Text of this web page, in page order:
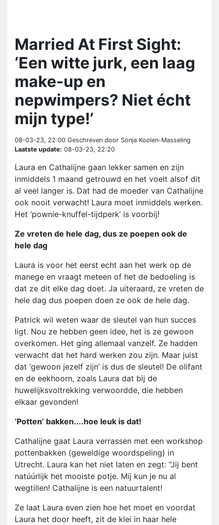
Married At First Sight:
‘Een witte jurk, een laag
make-up en
nepwimpers? Niet écht
mijn type!’
08-03-23, 22:00 Geschreven door Sonja Koolen-Masseling
Laatste update: 08-03-23, 22:20
Laura en Cathalijne gaan lekker samen en zijn
inmiddels 1 maand getrouwd en het voelt alsof dit
al veel langer is. Dat had de moeder van Cathalijne
ook nooit verwacht! Laura moet inmiddels werken.
Het ‘pownie-knuffel-tijdperk’ is voorbij!
Ze vreten de hele dag, dus ze poepen ook de
hele dag
Laura is voor het eerst echt aan het werk op de
manege en vraagt meteen of het de bedoeling is
dat ze dit elke dag doet. Ja uiteraard, ze vreten de
hele dag dus poepen doen ze ook de hele dag.
Patrick wil weten waar de sleutel van hun succes
ligt. Nou ze hebben geen idee, het is ze gewoon
overkomen. Het ging allemaal vanzelf. Ze hadden
verwacht dat het hard werken zou zijn. Maar juist
dat ‘gewoon jezelf zijn’ is dus de sleutel! De olifant
en de eekhoorn, zoals Laura dat bij de
huwelijksvoltrekking verwoordde, die hebben
elkaar gevonden!
‘Potten’ bakken....hoe leuk is dat!
Cathalijne gaat Laura verrassen met een workshop
pottenbakken (geweldige woordspeling) in
Utrecht. Laura kan het niet laten en zegt: “Jij bent
natúúrlijk het mooiste potje. Mij kun je nu al
wegtillen! Cathalijne is een natuurtalent!
Ze laat Laura even zien hoe het moet en voordat
Laura het door heeft, zit de klei in haar hele